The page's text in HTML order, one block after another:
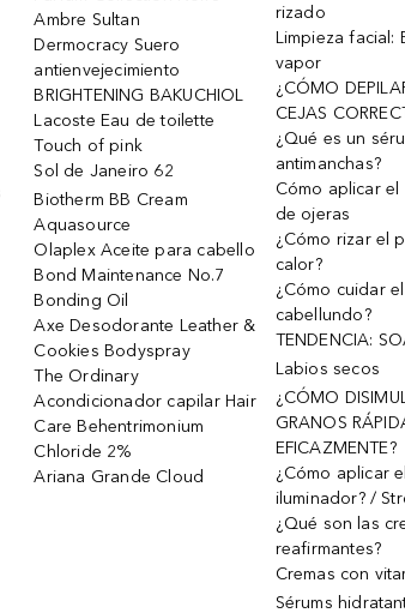
Ambre Sultan
Dermocracy Suero
antienvejecimiento
BRIGHTENING BAKUCHIOL
Lacoste Eau de toilette
Touch of pink
Sol de Janeiro 62
Biotherm BB Cream
Aquasource
Olaplex Aceite para cabello
Bond Maintenance No.7
Bonding Oil
Axe Desodorante Leather &
Cookies Bodyspray
The Ordinary
Acondicionador capilar Hair
Care Behentrimonium
Chloride 2%
Ariana Grande Cloud
rizado
Limpieza facial:
vapor
¿CÓMO
CEJAS
¿Qué es un
antimanchas?
Cómo aplicar
de ojeras
¿Cómo rizar el
calor?
¿Cómo cuidar
cabellundo?
TENDENCIA:
Labios secos
¿CÓMO
GRANOS
EFICAZMENTE?
¿Cómo aplicar el
iluminador? /
¿Qué son las
reafirmantes?
Cremas con
Sérums